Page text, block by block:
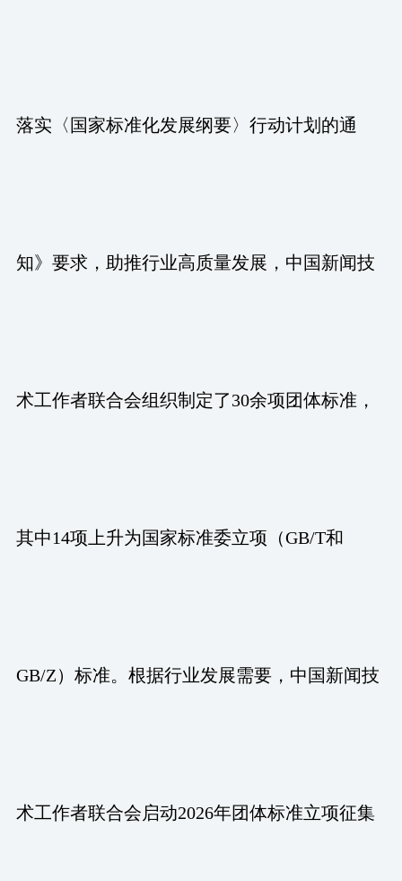
落实〈国家标准化发展纲要〉行动计划的通
知》要求，助推行业高质量发展，中国新闻技
术工作者联合会组织制定了30余项团体标准，
其中14项上升为国家标准委立项（GB/T和
GB/Z）标准。根据行业发展需要，中国新闻技
术工作者联合会启动2026年团体标准立项征集